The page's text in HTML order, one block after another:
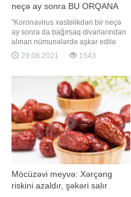
neçə ay sonra BU ORQANA
KEÇİR
"Koronavirus xəstəlikdən bir neçə
ay sonra da bağırsaq divarlarından
alınan nümunələrdə aşkar edilə
bilər". Bu barədə Rospotrebnadzor
Mərkəzi Tədqiqat Epidemiologiya
üzrə direktor müavini Natalya
Pşeniçnaya TASS-a məlumat verib.
O qeyd edib ki, bəzi xəstələrd
29.08.2021 1543
Möcüzəvi meyvə: Xərçəng
riskini azaldır, şəkəri salır